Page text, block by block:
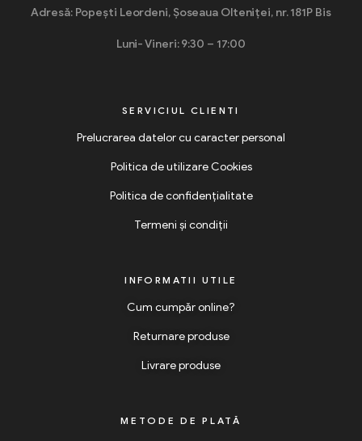
Adresă: Popești Leordeni, Șoseaua Olteniței, nr. 181P Bis
Luni- Vineri: 9:30 – 17:00
SERVICIUL CLIENTI
Prelucrarea datelor cu caracter personal
Politica de utilizare Cookies
Politica de confidențialitate
Termeni și condiții
INFORMATII UTILE
Cum cumpăr online?
Returnare produse
Livrare produse
METODE DE PLATĂ